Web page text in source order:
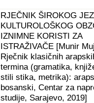
RJEČNIK ŠIROKOG
KULTUROLOŠKOG
IZNIMNE KORISTI ZA
ISTRAŽIVAČE [Munir
Rječnik klasičnih
termina (gramatika,
stili stika, metrika):
bosanski, Centar za
studije, Sarajevo, 2019]